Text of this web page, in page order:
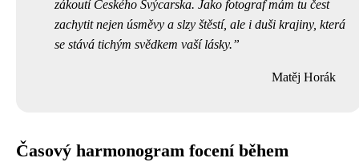
zákoutí Českého Švýcarska. Jako fotograf mám tu čest
zachytit nejen úsměvy a slzy štěstí, ale i duši krajiny, která
se stává tichým svědkem vaší lásky.
Matěj Horák
Časový harmonogram focení během